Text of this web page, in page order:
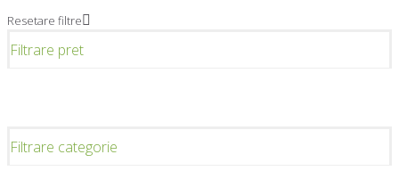
Resetare filtre
Filtrare pret
Filtrare categorie